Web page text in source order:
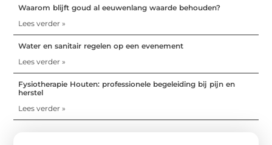
Waarom blijft goud al eeuwenlang waarde behouden?
Lees verder »
Water en sanitair regelen op een evenement
Lees verder »
Fysiotherapie Houten: professionele begeleiding bij pijn en
herstel
Lees verder »